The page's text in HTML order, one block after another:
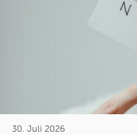
30. Juli 2026